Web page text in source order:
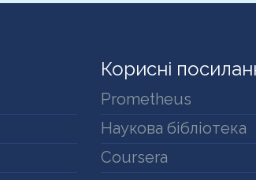
Корисні
Prometheus
Наукова бібліотека
Coursera